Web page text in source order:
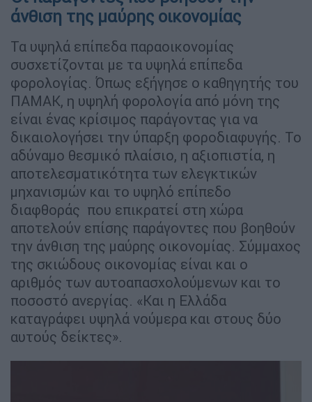
άνθιση της μαύρης οικονομίας
Τα υψηλά επίπεδα παραοικονομίας
συσχετίζονται με τα υψηλά επίπεδα
φορολογίας. Όπως εξήγησε ο καθηγητής του
ΠΑΜΑΚ, η υψηλή φορολογία από μόνη της
είναι ένας κρίσιμος παράγοντας για να
δικαιολογήσει την ύπαρξη φοροδιαφυγής. Το
αδύναμο θεσμικό πλαίσιο, η αξιοπιστία, η
αποτελεσματικότητα των ελεγκτικών
μηχανισμών και το υψηλό επίπεδο
διαφθοράς που επικρατεί στη χώρα
αποτελούν επίσης παράγοντες που βοηθούν
την άνθιση της μαύρης οικονομίας. Σύμμαχος
της σκιώδους οικονομίας είναι και ο
αριθμός των αυτοαπασχολούμενων και το
ποσοστό ανεργίας. «Και η Ελλάδα
καταγράφει υψηλά νούμερα και στους δύο
αυτούς δείκτες».